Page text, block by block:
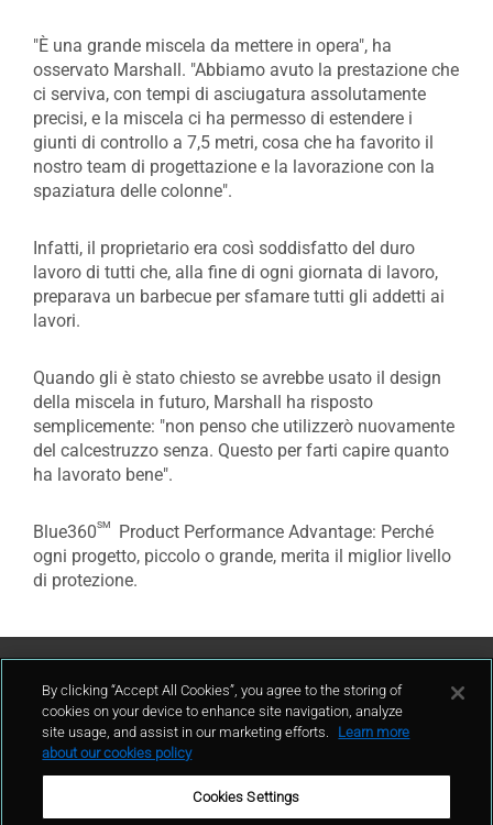
"È una grande miscela da mettere in opera", ha
osservato Marshall. "Abbiamo avuto la prestazione che
ci serviva, con tempi di asciugatura assolutamente
precisi, e la miscela ci ha permesso di estendere i
giunti di controllo a 7,5 metri, cosa che ha favorito il
nostro team di progettazione e la lavorazione con la
spaziatura delle colonne".
Infatti, il proprietario era così soddisfatto del duro
lavoro di tutti che, alla fine di ogni giornata di lavoro,
preparava un barbecue per sfamare tutti gli addetti ai
lavori.
Quando gli è stato chiesto se avrebbe usato il design
della miscela in futuro, Marshall ha risposto
semplicemente: "non penso che utilizzerò nuovamente
del calcestruzzo senza. Questo per farti capire quanto
ha lavorato bene".
Blue360sm
Product Performance Advantage: Perché
ogni progetto, piccolo o grande, merita il miglior livello
di protezione.
Contattaci
contatto
By clicking “Accept All Cookies”, you agree to the storing of
cookies on your device to enhance site navigation, analyze
site usage, and assist in our marketing efforts.
Learn more
about our cookies policy
Cookies Settings